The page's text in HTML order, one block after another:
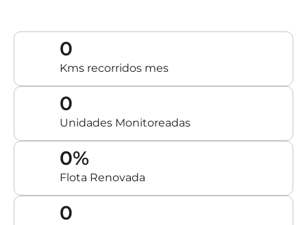
Kms recorridos mes
0
Unidades Monitoreadas
0
Flota Renovada
0%
0